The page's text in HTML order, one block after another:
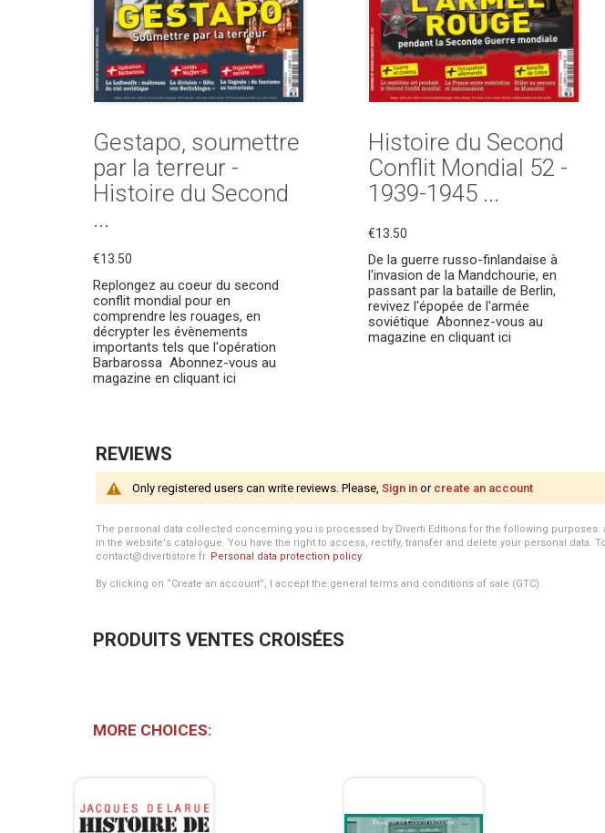
Gestapo, soumettre
par la terreur -
Histoire du Second
...
€13.50
Replongez au coeur du second
conflit mondial pour en
comprendre les rouages, en
décrypter les évènements
importants tels que l'opération
Barbarossa Abonnez-vous au
magazine en cliquant ici
Histoire du Second
Conflit Mondial 52 -
1939-1945 ...
€13.50
De la guerre russo-finlandaise à
l'invasion de la Mandchourie, en
passant par la bataille de Berlin,
revivez l'épopée de l'armée
soviétique Abonnez-vous au
magazine en cliquant ici
REVIEWS
Only registered users can write reviews. Please, Sign in or create an account
The personal data collected concerning you is processed by Diverti Editions for the following
in the website's catalogue. You have the right to access, rectify, transfer and delete your personal data.
contact@divertistore.fr. Personal data protection policy.
By clicking on “Create an account”, I accept the general terms and conditions of sale (GTC).
PRODUITS VENTES CROISÉES
MORE CHOICES: